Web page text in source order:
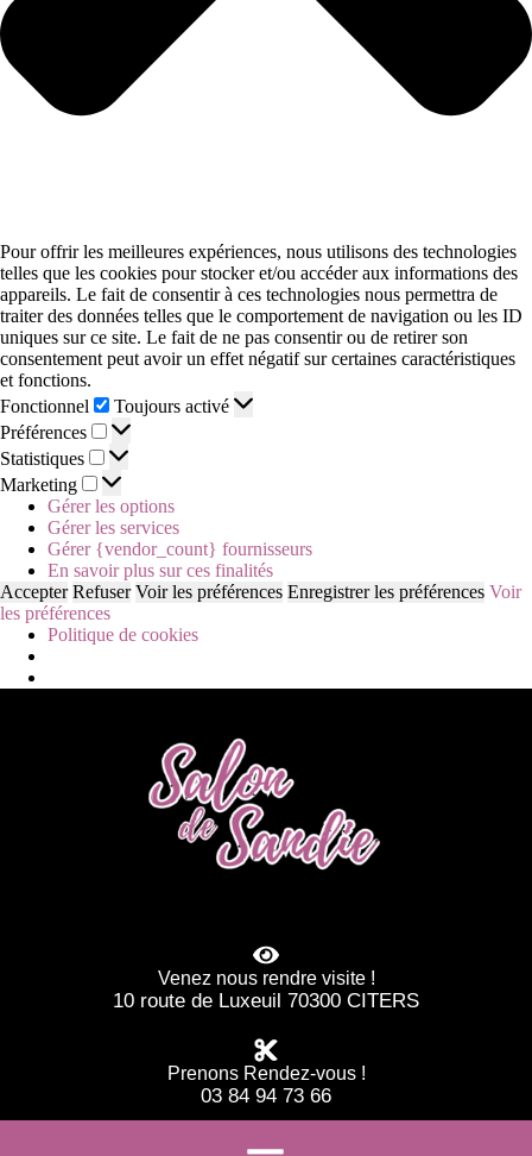
Pour offrir les meilleures expériences, nous utilisons des technologies
telles que les cookies pour stocker et/ou accéder aux informations des
appareils. Le fait de consentir à ces technologies nous permettra de
traiter des données telles que le comportement de navigation ou les ID
uniques sur ce site. Le fait de ne pas consentir ou de retirer son
consentement peut avoir un effet négatif sur certaines caractéristiques
et fonctions.
Fonctionnel
Toujours activé
Préférences
Statistiques
Marketing
Gérer les options
Gérer les services
Gérer {vendor_count} fournisseurs
En savoir plus sur ces finalités
Accepter Refuser Voir les préférences Enregistrer les préférences Voir
les préférences
Politique de cookies
Venez nous rendre visite !
10 route de Luxeuil 70300 CITERS
Prenons Rendez-vous !
03 84 94 73 66